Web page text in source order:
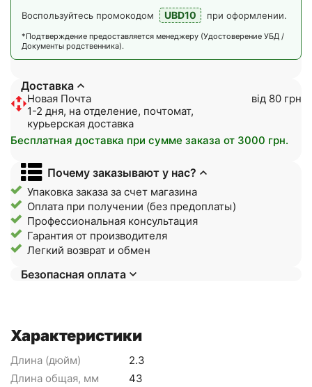
Воспользуйтесь промокодом UBD10 при оформлении.
*Подтверждение предоставляется менеджеру (Удостоверение УБД /
Документы родственника).
Доставка
Новая Почта
1-2 дня, на отделение, почтомат,
курьерская доставка
від 80 грн
Бесплатная доставка при сумме заказа от 3000 грн.
Почему заказывают у нас?
Упаковка заказа за счет магазина
Оплата при получении (без предоплаты)
Профессиональная консультация
Гарантия от производителя
Легкий возврат и обмен
Безопасная оплата
Характеристики
Длина (дюйм)
2.3
Длина общая, мм
43